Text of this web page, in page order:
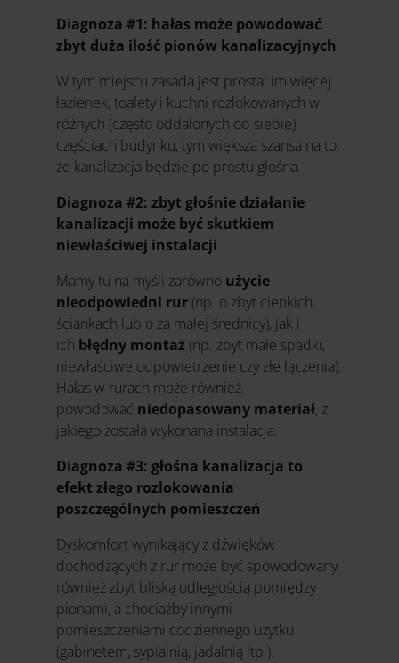
Diagnoza #1: hałas może powodować
zbyt duża ilość pionów kanalizacyjnych
W tym miejscu zasada jest prosta: im więcej
łazienek, toalety i kuchni rozlokowanych w
różnych (często oddalonych od siebie)
częściach budynku, tym większa szansa na to,
że kanalizacja będzie po prostu głośna.
Diagnoza #2: zbyt głośnie działanie
kanalizacji może być skutkiem
niewłaściwej instalacji
Mamy tu na myśli zarówno użycie
nieodpowiedni rur (np. o zbyt cienkich
ściankach lub o za małej średnicy), jak i
ich błędny montaż (np. zbyt małe spadki,
niewłaściwe odpowietrzenie czy złe łączenia).
Hałas w rurach może również
powodować niedopasowany materiał, z
jakiego została wykonana instalacja.
Diagnoza #3: głośna kanalizacja to
efekt złego rozlokowania
poszczególnych pomieszczeń
Dyskomfort wynikający z dźwięków
dochodzących z rur może być spowodowany
również zbyt bliską odległością pomiędzy
pionami, a chociażby innymi
pomieszczeniami codziennego użytku
(gabinetem, sypialnią, jadalnią itp.).